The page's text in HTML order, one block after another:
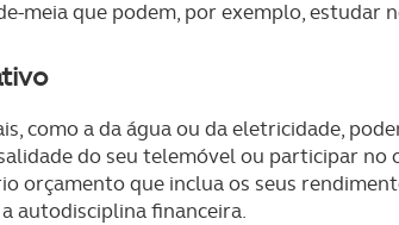
meia que podem, por exemplo, estudar
como a da água ou da eletricidade,
do seu telemóvel ou participar no
orçamento que inclua os seus
autodisciplina financeira.